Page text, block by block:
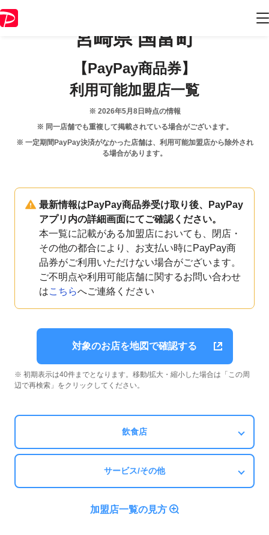
宮崎県 国富町
【PayPay商品券】
利用可能加盟店一覧
※ 2026年5月8日 時点の情報
※ 同一店舗でも重複して掲載されている場合がございます。
※ 一定期間PayPay決済がなかった店舗は、利用可能加盟店から除外され
る場合があります。
最新情報はPayPay商品券受け取り後、PayPay
アプリ内の詳細画面にてご確認ください。
本一覧に記載がある加盟店においても、閉店・
その他の都合により、お支払い時にPayPay商
品券がご利用いただけない場合がございます。
ご不明点や利用可能店舗に関するお問い合わせ
はこちらへご連絡ください
対象のお店を地図で確認する
※ 初期表示は40件までとなります。移動/拡大・縮小した場合は「この周
辺で再検索」をクリックしてください。
飲食店
サービス/その他
加盟店一覧の見方